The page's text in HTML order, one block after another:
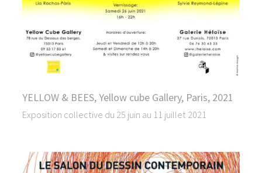
YELLOW & BEES, Yellow cube Gallery, Paris, 2021
Exposition collective du 25 juin au 11 juillet 2021